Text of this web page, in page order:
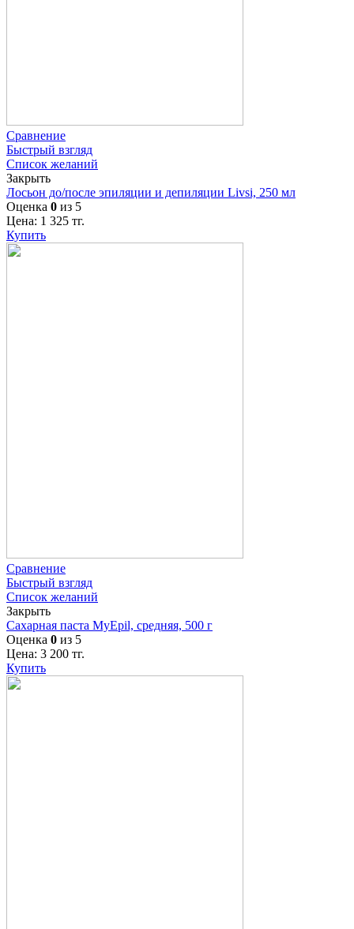
Сравнение
Быстрый взгляд
Список желаний
Закрыть
Лосьон до/после эпиляции и депиляции Livsi, 250 мл
Оценка 0 из 5
Цена: 1 325 тг.
Купить
Сравнение
Быстрый взгляд
Список желаний
Закрыть
Сахарная паста MyEpil, средняя, 500 г
Оценка 0 из 5
Цена: 3 200 тг.
Купить